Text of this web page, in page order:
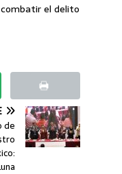
el delito
de